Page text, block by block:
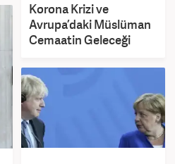
Korona Krizi ve
Avrupa’daki Müslüman
Cemaatin Geleceği